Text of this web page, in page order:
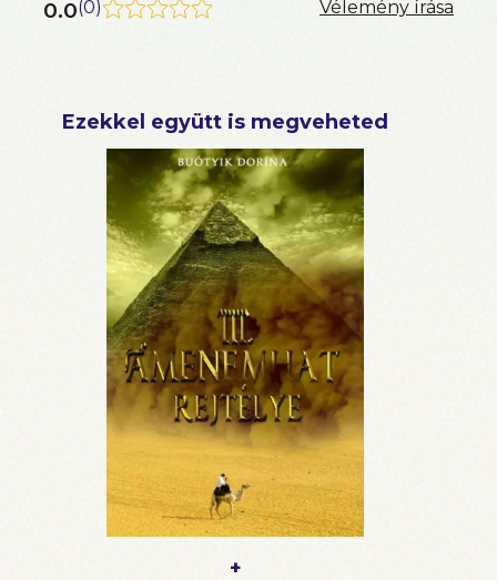
0.0(0) Vélemény írása
Ezekkel együtt is megveheted
+